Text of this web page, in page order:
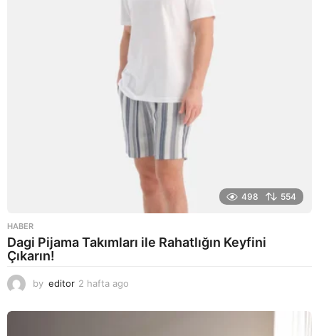
498 554
HABER
Dagi Pijama Takımları ile Rahatlığın Keyfini
Çıkarın!
by editor 2 hafta ago
y